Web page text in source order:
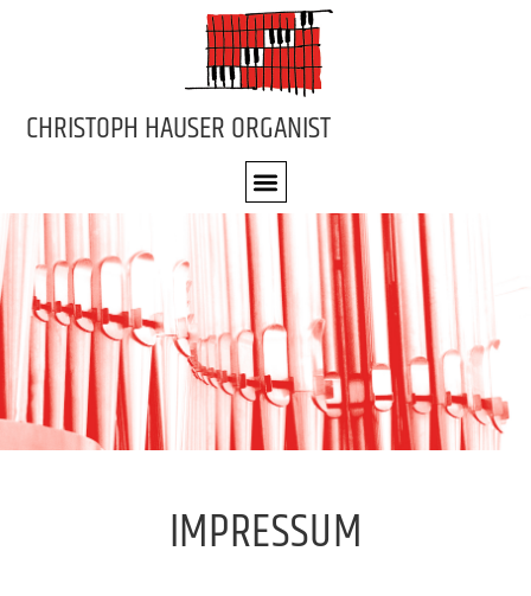
CHRISTOPH HAUSER ORGANIST
IMPRESSUM